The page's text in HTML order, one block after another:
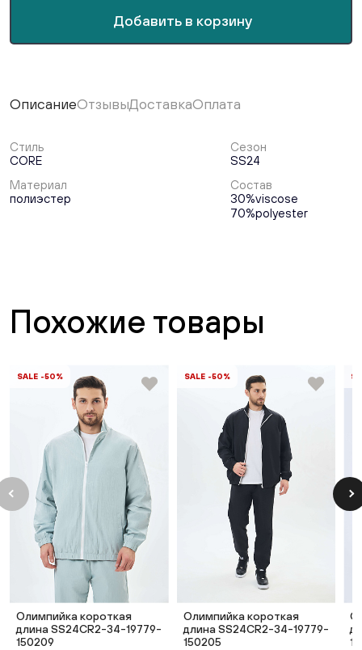
Добавить в корзину
ОписаниеОтзывыДоставкаОплата
Стиль
CORE
Сезон
SS24
Материал
полиэстер
Состав
30%viscose
70%polyester
Похожие товары
SALE -50%
Олимпийка короткая
длина SS24CR2-34-19779-
150209
SALE -50%
Олимпийка короткая
длина SS24CR2-34-19779-
150205